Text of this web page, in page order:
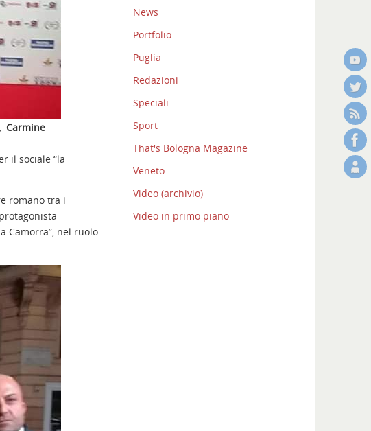
Carmine
il sociale “la
romano tra i
Camorra”, nel ruolo
News
Portfolio
Puglia
Redazioni
Speciali
Sport
That's Bologna Magazine
Veneto
Video (archivio)
Video in primo piano